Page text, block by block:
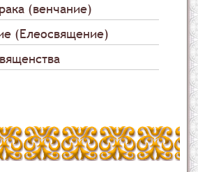
(венчание)
(Елеосвящение)